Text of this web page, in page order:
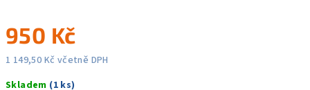
950 Kč
1 149,50 Kč včetně DPH
cena:
Skladem (1 ks)